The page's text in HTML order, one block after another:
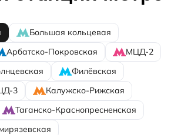
Большая кольцевая
Арбатско-Покровская
МЦД-2
Филёвская
3
Калужско-Рижская
Таганско-Краснопресненская